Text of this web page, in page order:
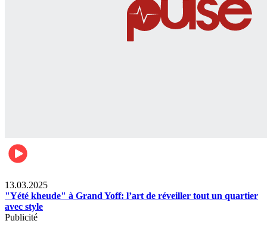
13.03.2025
"Yété kheude" à Grand Yoff: l’art de réveiller tout un quartier
avec style
Publicité